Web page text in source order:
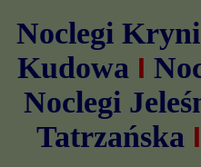
Noclegi
Kudowa I
Noclegi
Tatrzańska I